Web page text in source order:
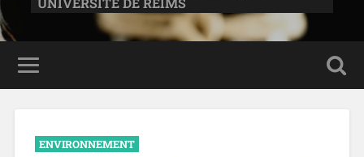
ENVIRONNEMENT